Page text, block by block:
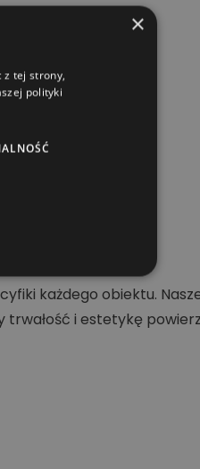
każdego obiektu.
i estetykę
×
z tej strony,
polityki